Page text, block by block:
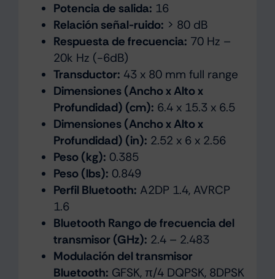
Potencia de salida: 16
Relación señal-ruido: > 80 dB
Respuesta de frecuencia: 70 Hz –
20k Hz (-6dB)
Transductor: 43 x 80 mm full range
Dimensiones (Ancho x Alto x
Profundidad) (cm): 6.4 x 15.3 x 6.5
Dimensiones (Ancho x Alto x
Profundidad) (in): 2.52 x 6 x 2.56
Peso (kg): 0.385
Peso (lbs): 0.849
Perfil Bluetooth: A2DP 1.4, AVRCP
1.6
Bluetooth Rango de frecuencia del
transmisor (GHz): 2.4 – 2.483
Modulación del transmisor
Bluetooth: GFSK, π/4 DQPSK, 8DPSK